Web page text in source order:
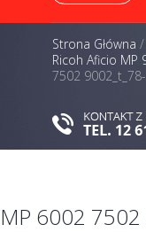
Strona Główna /
Ricoh Aficio MP
7502
MP 6002